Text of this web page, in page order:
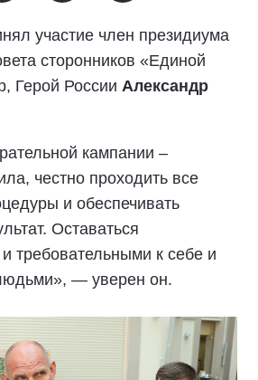
участие член президиума
сторонников «Единой
Герой России Александр
кампании –
честно проходить все
и обеспечивать
Оставаться
требовательными к себе и
— уверен он.